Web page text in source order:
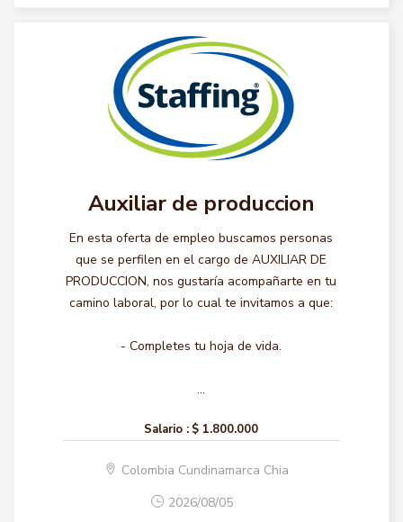
Auxiliar de produccion
En esta oferta de empleo buscamos personas
que se perfilen en el cargo de AUXILIAR DE
PRODUCCION, nos gustaría acompañarte en tu
camino laboral, por lo cual te invitamos a que:
- Completes tu hoja de vida.
...
Salario : $ 1.800.000
Colombia Cundinamarca Chia
2026/08/05